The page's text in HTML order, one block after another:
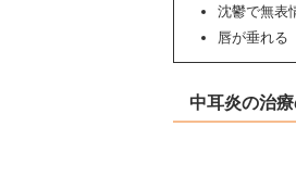
沈鬱で無表
唇が垂れる
中耳炎の治